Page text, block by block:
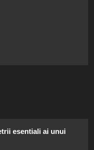
esentiali ai unui